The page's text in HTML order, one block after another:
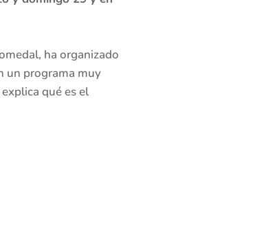
ha organizado
un programa muy
qué es el